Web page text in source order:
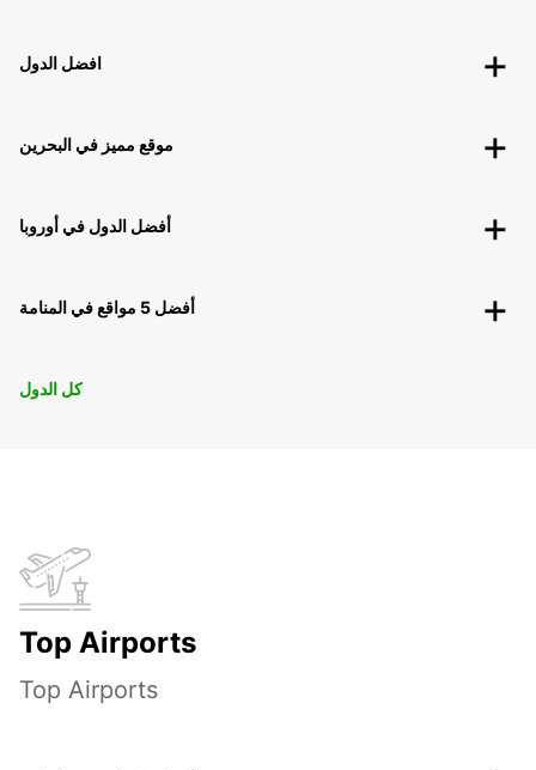
افضل الدول
موقع مميز في البحرين
أفضل الدول في أوروبا
أفضل 5 مواقع في المنامة
كل الدول
Top Airports
Top Airports